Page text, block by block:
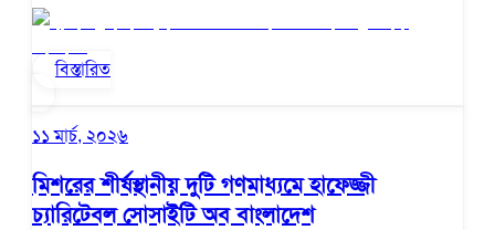
বিস্তারিত
১১ মার্চ, ২০২৬
মিশরের শীর্ষস্থানীয় দুটি গণমাধ্যমে হাফেজ্জী
চ্যারিটেবল সোসাইটি অব বাংলাদেশ